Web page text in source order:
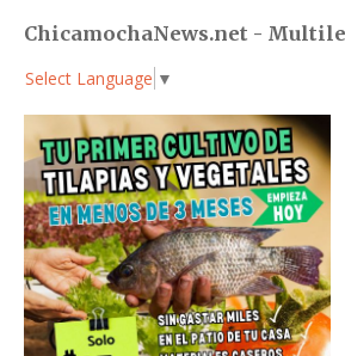
ChicamochaNews.net -
Select Language ▼